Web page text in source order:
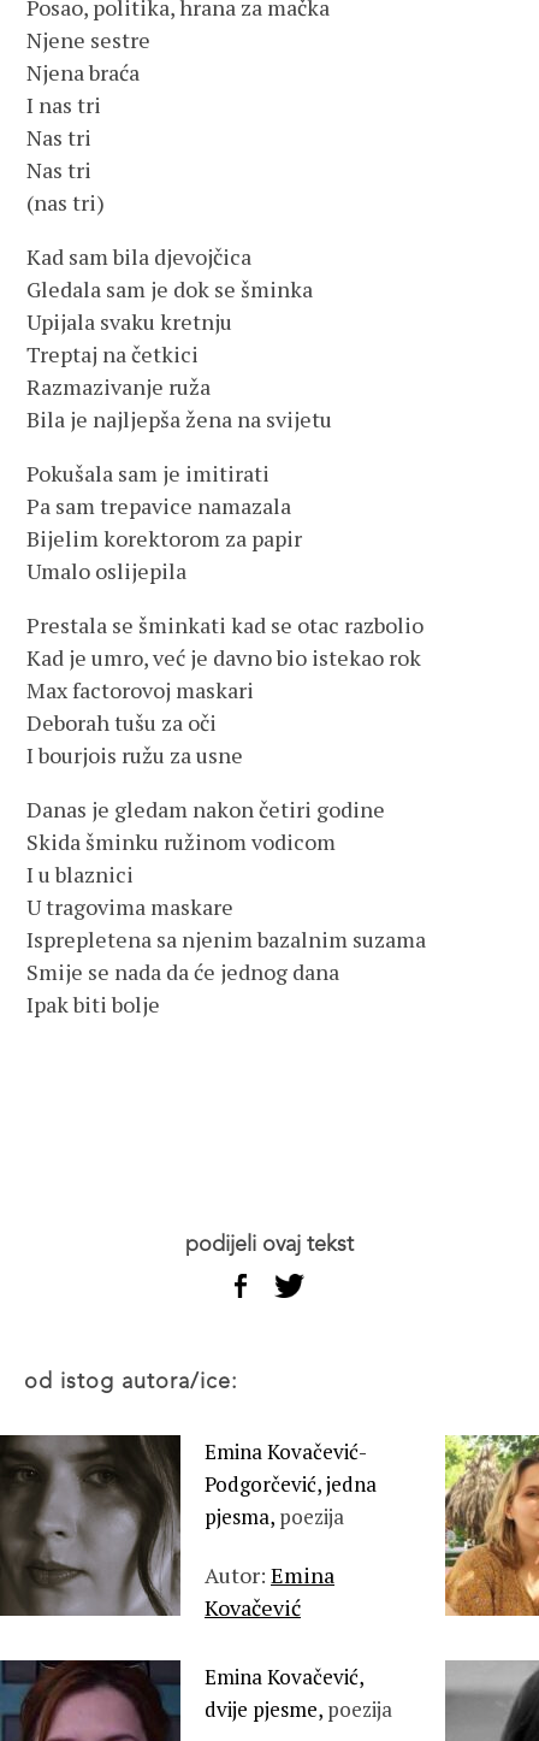
Posao, politika, hrana za mačka
Njene sestre
Njena braća
I nas tri
Nas tri
Nas tri
(nas tri)
Kad sam bila djevojčica
Gledala sam je dok se šminka
Upijala svaku kretnju
Treptaj na četkici
Razmazivanje ruža
Bila je najljepša žena na svijetu
Pokušala sam je imitirati
Pa sam trepavice namazala
Bijelim korektorom za papir
Umalo oslijepila
Prestala se šminkati kad se otac razbolio
Kad je umro, već je davno bio istekao rok
Max factorovoj maskari
Deborah tušu za oči
I bourjois ružu za usne
Danas je gledam nakon četiri godine
Skida šminku ružinom vodicom
I u blaznici
U tragovima maskare
Isprepletena sa njenim bazalnim suzama
Smije se nada da će jednog dana
Ipak biti bolje
podijeli ovaj tekst
od istog autora/ice:
Emina Kovačević-
Podgorčević, jedna
pjesma, poezija
Autor: Emina
Kovačević
Emina Kovačević,
dvije pjesme, poezija